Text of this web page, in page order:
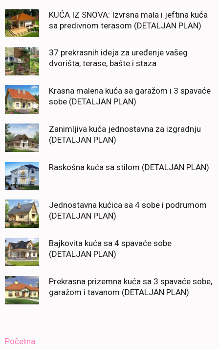
KUĆA IZ SNOVA: Izvrsna mala i jeftina kuća
sa predivnom terasom (DETALJAN PLAN)
37 prekrasnih ideja za uređenje vašeg
dvorišta, terase, bašte i staza
Krasna malena kuća sa garažom i 3 spavaće
sobe (DETALJAN PLAN)
Zanimljiva kuća jednostavna za izgradnju
(DETALJAN PLAN)
Raskošna kuća sa stilom (DETALJAN PLAN)
Jednostavna kućica sa 4 sobe i podrumom
(DETALJAN PLAN)
Bajkovita kuća sa 4 spavaće sobe
(DETALJAN PLAN)
Prekrasna prizemna kuća sa 3 spavaće sobe,
garažom i tavanom (DETALJAN PLAN)
Početna